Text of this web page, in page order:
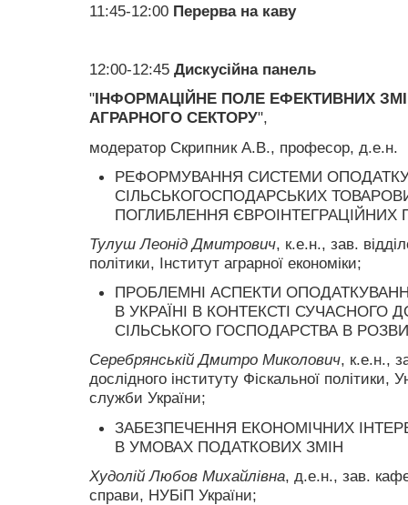
11:45-12:00 Перерва на каву
12:00-12:45 Дискусійна панель
"ІНФОРМАЦІЙНЕ ПОЛЕ ЕФЕКТИВНИХ
АГРАРНОГО СЕКТОРУ",
модератор Скрипник А.В., професор, д.е.н.
РЕФОРМУВАННЯ СИСТЕМИ
СІЛЬСЬКОГОСПОДАРСЬКИХ
ПОГЛИБЛЕННЯ ЄВРОІНТЕГРАЦІЙНИХ
Тулуш Леонід Дмитрович, к.е.н., зав.
політики, Інститут аграрної економіки;
ПРОБЛЕМНІ АСПЕКТИ
В УКРАЇНІ В КОНТЕКСТІ СУЧАСНОГО
СІЛЬСЬКОГО ГОСПОДАРСТВА В
Серебрянській Дмитро Миколович, к.е.н.,
дослідного інституту Фіскальної політики,
служби України;
ЗАБЕЗПЕЧЕННЯ ЕКОНОМІЧНИХ
В УМОВАХ ПОДАТКОВИХ ЗМІН
Худолій Любов Михайлівна, д.е.н., зав.
справи, НУБіП України;